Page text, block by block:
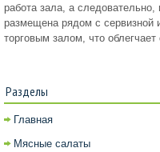
работа зала, а
размещена рядом с сервизной
торговым залом, что
Разделы
Главная
Мясные салаты